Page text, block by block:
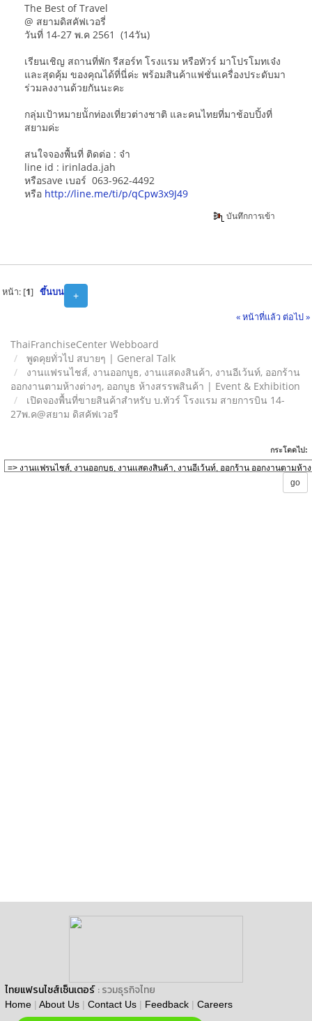
The Best of Travel
@ สยามดิสคัฟเวอรี่
วันที่ 14-27 พ.ค 2561 (14วัน)
เรียนเชิญ สถานที่พัก รีสอร์ท โรงแรม หรือทัวร์ มาโปรโมทเจ๋ง
และสุดคุ้ม ของคุณได้ที่นี่ค่ะ พร้อมสินค้าแฟชั่นเครื่องประดับมา
ร่วมลงงานด้วยกันนะคะ
กลุ่มเป้าหมายนัักท่องเที่ยวต่างชาติ และคนไทยที่มาช้อบปิ้งที่
สยามค่ะ
สนใจจองพื้นที่ ติดต่อ : จ๋า
line id : irinlada.jah
หรือsave เบอร์ 063-962-4492
หรือ http://line.me/ti/p/qCpw3x9J49
บันทึกการเข้า
+
หน้า: [1] ขึ้นบน
« หน้าที่แล้ว ต่อไป »
ThaiFranchiseCenter Webboard
พูดคุยทั่วไป สบายๆ | General Talk
งานแฟรนไชส์, งานออกบูธ, งานแสดงสินค้า, งานอีเว้นท์, ออกร้าน
ออกงานตามห้างต่างๆ, ออกบูธ ห้างสรรพสินค้า | Event & Exhibition
เปิดจองพื้นที่ขายสินค้าสำหรับ บ.ทัวร์ โรงแรม สายการบิน 14-
27พ.ค@สยาม ดิสคัฟเวอรี
กระโดดไป:
ไทยแฟรนไชส์เซ็นเตอร์ : รวมธุรกิจไทย
Home | About Us | Contact Us | Feedback | Careers